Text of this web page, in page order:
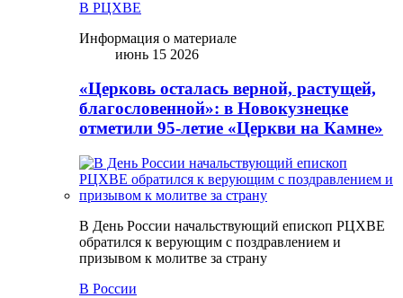
В РЦХВЕ
Информация о материале
июнь 15 2026
«Церковь осталась верной, растущей,
благословенной»: в Новокузнецке
отметили 95-летие «Церкви на Камне»
В День России начальствующий епископ РЦХВЕ
обратился к верующим с поздравлением и
призывом к молитве за страну
В России